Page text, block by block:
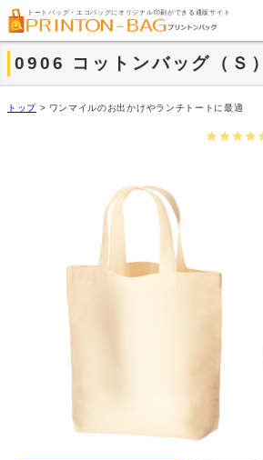
トートバッグ・エコバッグにオリジナル印刷ができる通販サイト
0906 コットンバッグ（Ｓ）
トップ > ワンマイルのお出かけやランチトートに最適